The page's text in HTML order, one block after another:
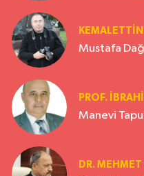
Mustafa Dağ
PROF.
Manevi
DR.